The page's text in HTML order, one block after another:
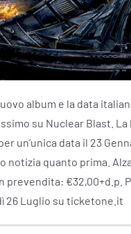
album e la data
su Nuclear Blast.
un’unica data il 23
quanto prima.
prevendita: €32,00+d.p.
26 Luglio su ticketone.it